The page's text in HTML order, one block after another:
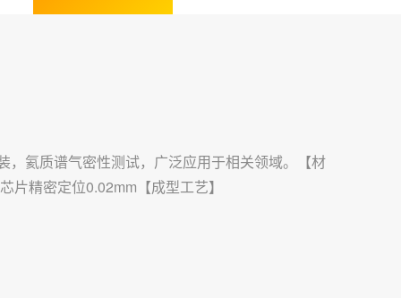
，氦质谱气密性测试，广泛应用于相关领域。【材
片精密定位0.02mm【成型工艺】